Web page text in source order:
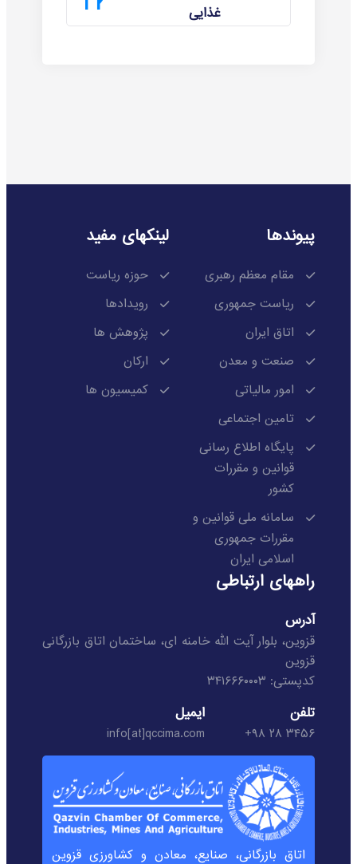
غذایی
پیوندها
مقام معظم رهبری
ریاست جمهوری
اتاق ایران
صنعت و معدن
امور مالیاتی
تامین اجتماعی
پایگاه اطلاع رسانی
قوانین و مقررات
کشور
سامانه ملی قوانین و
مقررات جمهوری
اسلامی ایران
لینکهای مفید
حوزه ریاست
رویدادها
پژوهش ها
ارکان
کمیسیون ها
راههای ارتباطی
آدرس
قزوین، بلوار آیت الله خامنه ای، ساختمان اتاق بازرگانی
قزوین
کدپستی: ۳۴۱۶۶۶۰۰۰۳
تلفن
۳۴۵۶ ۲۸ ۹۸+
ایمیل
info[at]qccima.com
اتاق بازرگانی، صنایع، معادن و کشاورزی قزوین